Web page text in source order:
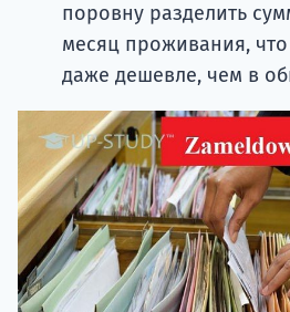
поровну разделить
месяц проживания,
даже дешевле, чем в